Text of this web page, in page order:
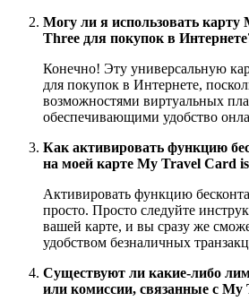
Могу ли я использовать карту
Three для покупок в
Конечно! Эту универсальную
для покупок в Интернете,
возможностями виртуальных
обеспечивающими удобство
Как активировать функцию
на моей карте My Travel Card
Активировать функцию
просто. Просто следуйте
вашей карте, и вы сразу же
удобством безналичных
Существуют ли какие-либо
или комиссии, связанные с My